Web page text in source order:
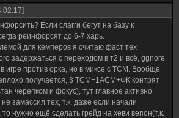
Если слагги бегут на базу к
реинфорсят до 6-7 харь.
для кемперов я считаю фаст тех
задержаться с переходом в т2 и всё, ggnore
игре против орка, но в миксе с ТСМ. Вообще
получается, 3 ТСМ+1АСМ+ФК контрят
черепком и фокус), тут главное активно
замассил тех, т.к. даже если начали
нужно ещё сделать грейд на хеви вепон(т.к.